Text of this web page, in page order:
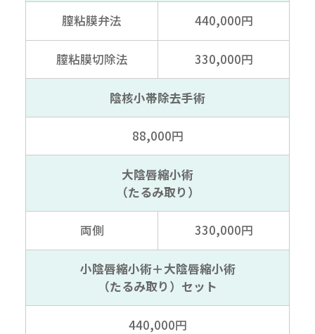
膣粘膜弁法 440,000円
膣粘膜切除法 330,000円
陰核小帯除去手術
88,000円
大陰唇縮小術
（たるみ取り）
両側 330,000円
小陰唇縮小術＋大陰唇縮小術
（たるみ取り）セット
440,000円